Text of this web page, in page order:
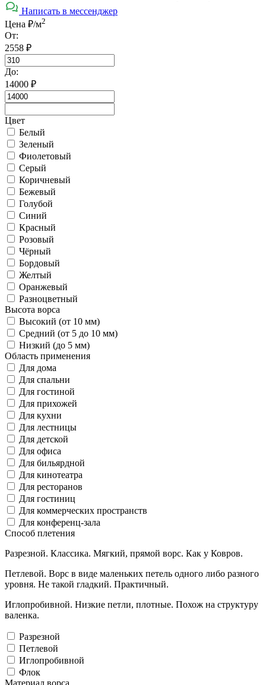
Написать в мессенджер
Цена ₽/м2
От:
2558 ₽
До:
14000 ₽
Цвет
Белый
Зеленый
Фиолетовый
Серый
Коричневый
Бежевый
Голубой
Синий
Красный
Розовый
Чёрный
Бордовый
Желтый
Оранжевый
Разноцветный
Высота ворса
Высокий (от 10 мм)
Средний (от 5 до 10 мм)
Низкий (до 5 мм)
Область применения
Для дома
Для спальни
Для гостиной
Для прихожей
Для кухни
Для лестницы
Для детской
Для офиса
Для бильярдной
Для кинотеатра
Для ресторанов
Для гостиниц
Для коммерческих пространств
Для конференц-зала
Способ плетения
Разрезной. Классика. Мягкий, прямой ворс. Как у Ковров.
Петлевой. Ворс в виде маленьких петель одного либо разного
уровня. Не такой гладкий. Практичный.
Иглопробивной. Низкие петли, плотные. Похож на структуру
валенка.
Разрезной
Петлевой
Иглопробивной
Флок
Материал ворса